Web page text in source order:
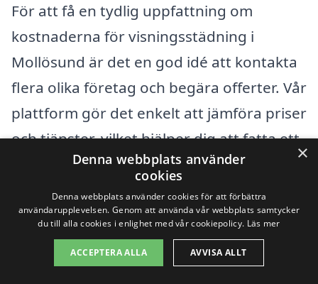
För att få en tydlig uppfattning om
kostnaderna för visningsstädning i
Mollösund är det en god idé att kontakta
flera olika företag och begära offerter. Vår
plattform gör det enkelt att jämföra priser
och tjänster, vilket hjälper dig att fatta ett
informerat beslut. Att hitta rätt firma för
visningsstädning i Mollösund kan spara
tid och ge dig en ren och inbjudande miljö
för visning, vilket är avgörande när du ska
sälja din bostad.
×
Denna webbplats använder
cookies
Denna webbplats använder cookies för att förbättra
användarupplevelsen. Genom att använda vår webbplats samtycker
du till alla cookies i enlighet med vår cookiepolicy. Läs mer
ACCEPTERA ALLA AVVISA ALLT